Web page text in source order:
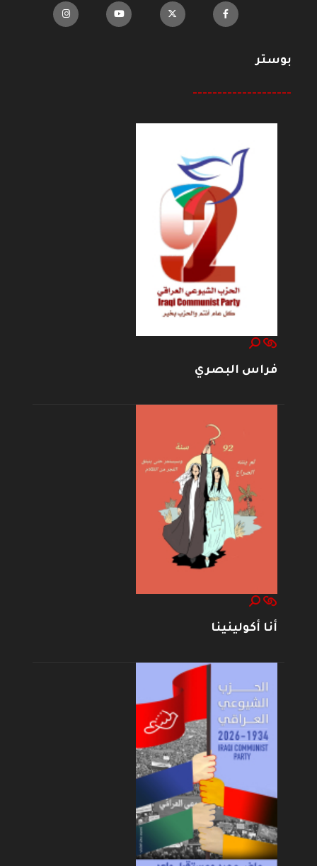
بوستر
--------------------
فراس البصري
أنا أكولينينا